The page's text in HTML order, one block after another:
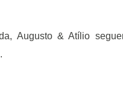
Augusto & Atílio